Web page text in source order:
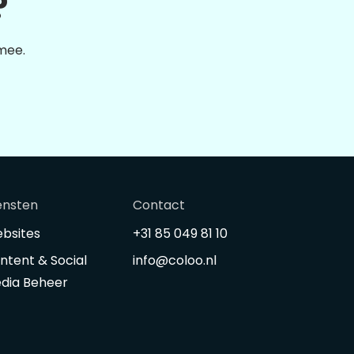
Contact
+31 85 049 81 10
info@coloo.nl
& Social
Beheer